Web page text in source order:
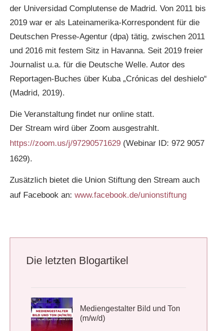
der Universidad Complutense de Madrid. Von 2011 bis
2019 war er als Lateinamerika-Korrespondent für die
Deutschen Presse-Agentur (dpa) tätig, zwischen 2011
und 2016 mit festem Sitz in Havanna. Seit 2019 freier
Journalist u.a. für die Deutsche Welle. Autor des
Reportagen-Buches über Kuba „Crónicas del deshielo“
(Madrid, 2019).
Die Veranstaltung findet nur online statt.
Der Stream wird über Zoom ausgestrahlt.
https://zoom.us/j/97290571629 (Webinar ID: 972 9057
1629).
Zusätzlich bietet die Union Stiftung den Stream auch
auf Facebook an: www.facebook.de/unionstiftung
Die letzten Blogartikel
Mediengestalter Bild und Ton
(m/w/d)